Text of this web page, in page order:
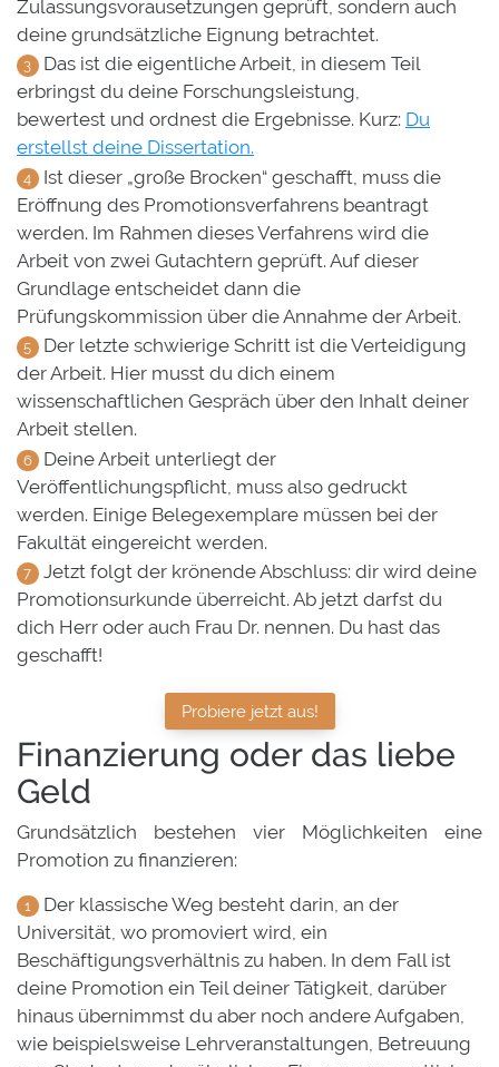
Zulassungsvorausetzungen geprüft, sondern auch
deine grundsätzliche Eignung betrachtet.
Das ist die eigentliche Arbeit, in diesem Teil
erbringst du deine Forschungsleistung,
bewertest und ordnest die Ergebnisse. Kurz: Du
erstellst deine Dissertation.
Ist dieser „große Brocken“ geschafft, muss die
Eröffnung des Promotionsverfahrens beantragt
werden. Im Rahmen dieses Verfahrens wird die
Arbeit von zwei Gutachtern geprüft. Auf dieser
Grundlage entscheidet dann die
Prüfungskommission über die Annahme der Arbeit.
Der letzte schwierige Schritt ist die Verteidigung
der Arbeit. Hier musst du dich einem
wissenschaftlichen Gespräch über den Inhalt deiner
Arbeit stellen.
Deine Arbeit unterliegt der
Veröffentlichungspflicht, muss also gedruckt
werden. Einige Belegexemplare müssen bei der
Fakultät eingereicht werden.
Jetzt folgt der krönende Abschluss: dir wird deine
Promotionsurkunde überreicht. Ab jetzt darfst du
dich Herr oder auch Frau Dr. nennen. Du hast das
geschafft!
Probiere jetzt aus!
Finanzierung oder das liebe
Geld
Grundsätzlich bestehen vier Möglichkeiten eine
Promotion zu finanzieren:
Der klassische Weg besteht darin, an der
Universität, wo promoviert wird, ein
Beschäftigungsverhältnis zu haben. In dem Fall ist
deine Promotion ein Teil deiner Tätigkeit, darüber
hinaus übernimmst du aber noch andere Aufgaben,
wie beispielsweise Lehrveranstaltungen, Betreuung